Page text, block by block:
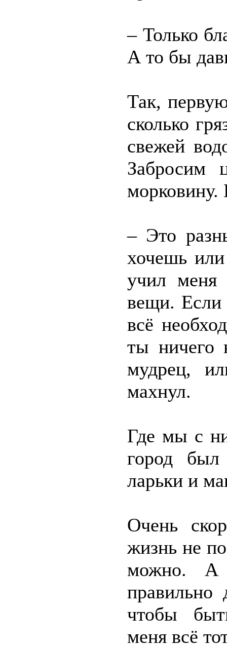
– Только
А то бы
Так,
сколько
свежей
Забросим
– Это
хочешь
учил меня
вещи. Если
всё
ты ничего
мудрец,
махнул.
Где мы с
город
ларьки и
Очень
жизнь не
можно. А
правильно
чтобы
меня всё